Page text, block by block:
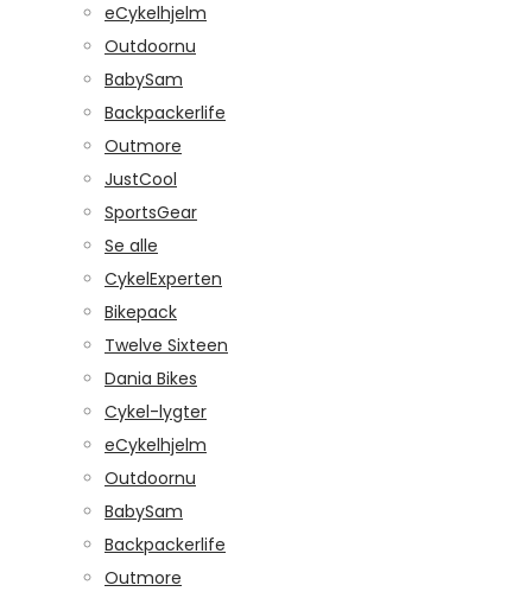
eCykelhjelm
Outdoornu
BabySam
Backpackerlife
Outmore
JustCool
SportsGear
Se alle
CykelExperten
Bikepack
Twelve Sixteen
Dania Bikes
Cykel-lygter
eCykelhjelm
Outdoornu
BabySam
Backpackerlife
Outmore